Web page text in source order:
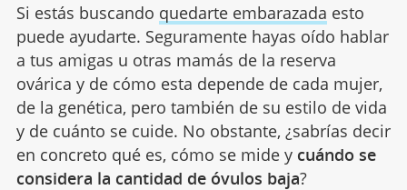
Si estás buscando quedarte embarazada esto
puede ayudarte. Seguramente hayas oído hablar
a tus amigas u otras mamás de la reserva
ovárica y de cómo esta depende de cada mujer,
de la genética, pero también de su estilo de vida
y de cuánto se cuide. No obstante, ¿sabrías decir
en concreto qué es, cómo se mide y cuándo se
considera la cantidad de óvulos baja?